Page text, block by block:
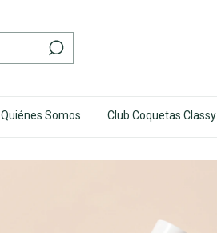
Quiénes Somos Club Coquetas Classy